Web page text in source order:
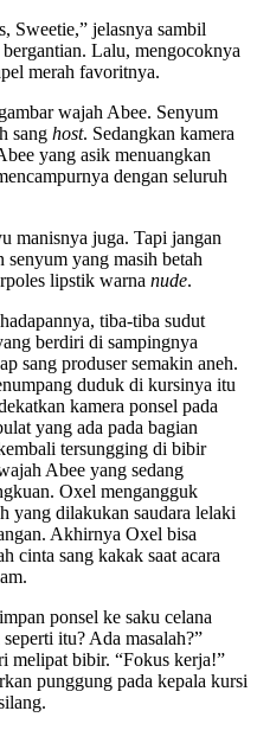
Sweetie,” jelasnya sambil
Lalu, mengocoknya
merah favoritnya.
wajah Abee. Senyum
sang host. Sedangkan kamera
yang asik menuangkan
dengan seluruh
manisnya juga. Tapi jangan
senyum yang masih betah
lipstik warna nude.
tiba-tiba sudut
berdiri di sampingnya
sang produser semakin aneh.
duduk di kursinya itu
kamera ponsel pada
yang ada pada bagian
tersungging di bibir
Abee yang sedang
Oxel mengangguk
yang dilakukan saudara lelaki
Akhirnya Oxel bisa
cinta sang kakak saat acara
ponsel ke saku celana
itu? Ada masalah?”
melipat bibir. “Fokus kerja!”
punggung pada kepala kursi